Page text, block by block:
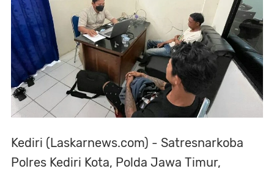
Kediri (Laskarnews.com) - Satresnarkoba
Polres Kediri Kota, Polda Jawa Timur,